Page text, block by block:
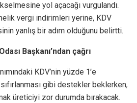
yol açacağı vurgulandı.
vergi indirimleri yerine, KDV
yanlış bir adım olduğunu belirtti.
Başkanı’ndan çağrı
KDV’nin yüzde 1’e
gibi destekler beklerken,
üreticiyi zor durumda bırakacak.